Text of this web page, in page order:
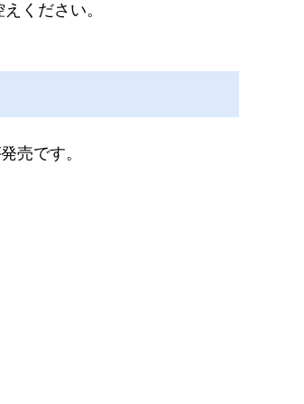
ください。
売です。